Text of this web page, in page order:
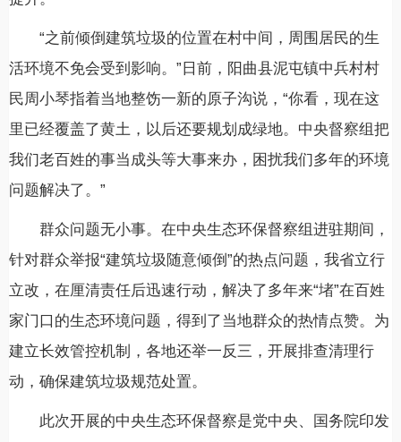
“之前倾倒建筑垃圾的位置在村中间，周围居民的生
活环境不免会受到影响。”日前，阳曲县泥屯镇中兵村村
民周小琴指着当地整饬一新的原子沟说，“你看，现在这
里已经覆盖了黄土，以后还要规划成绿地。中央督察组把
我们老百姓的事当成头等大事来办，困扰我们多年的环境
问题解决了。”
群众问题无小事。在中央生态环保督察组进驻期间，
针对群众举报“建筑垃圾随意倾倒”的热点问题，我省立行
立改，在厘清责任后迅速行动，解决了多年来“堵”在百姓
家门口的生态环境问题，得到了当地群众的热情点赞。为
建立长效管控机制，各地还举一反三，开展排查清理行
动，确保建筑垃圾规范处置。
此次开展的中央生态环保督察是党中央、国务院印发